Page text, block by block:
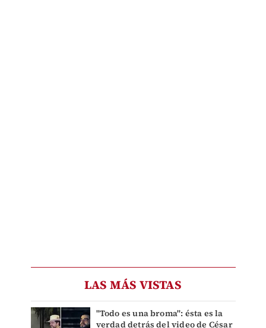
LAS MÁS VISTAS
"Todo es una broma": ésta es la
verdad detrás del video de César